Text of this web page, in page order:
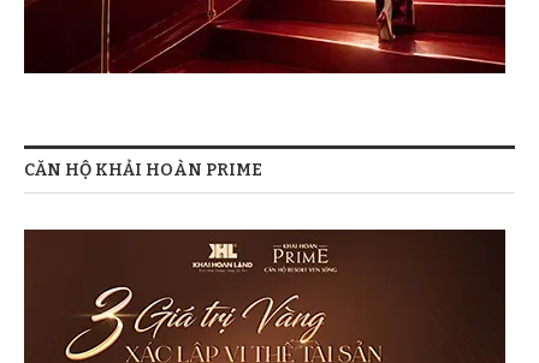
CĂN HỘ KHẢI HOÀN PRIME